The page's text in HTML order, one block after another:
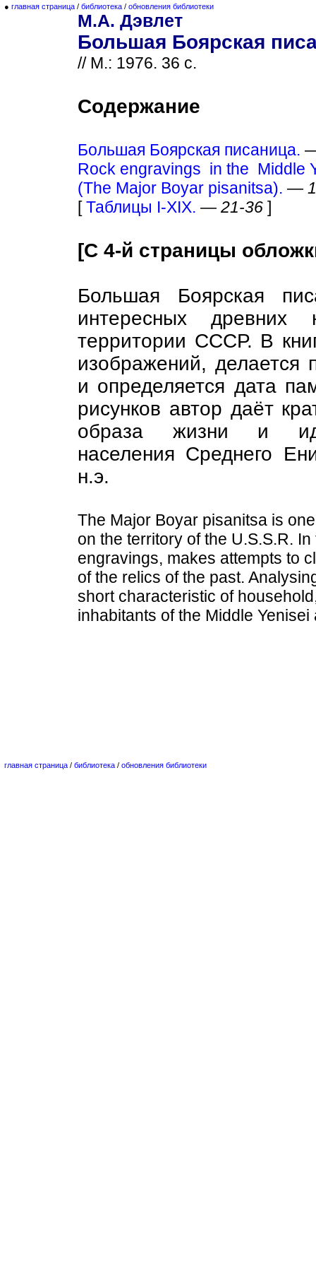
● главная страница / библиотека / обновления библиотеки
М.А. Дэвлет
Большая Боярская
// М.: 1976. 36 с.
Содержание
Большая Боярская писаница.
Rock engravings in the Middle
(The Major Boyar pisanitsa). —
[Таблицы I-XIX. — 21-36 ]
[С 4-й страницы
Большая Боярская
интересных древних
территории СССР. В
изображений, делается
и определяется дата
рисунков автор даёт
образа жизни и
населения Среднего
н.э.
The Major Boyar pisanitsa is
on the territory of the U.S.S.R.
engravings, makes attempts to
of the relics of the past.
short characteristic of
inhabitants of the Middle
главная страница / библиотека / обновления библиотеки